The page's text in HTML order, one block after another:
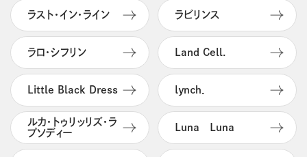
ラスト・イン・ライン ラビリンス
ラロ・シフリン Land Cell.
Little Black Dress ｌｙｎｃｈ．
ルカ・トゥリッリズ・ラ
プソディー
Ｌｕｎａ Ｌｕｎａ